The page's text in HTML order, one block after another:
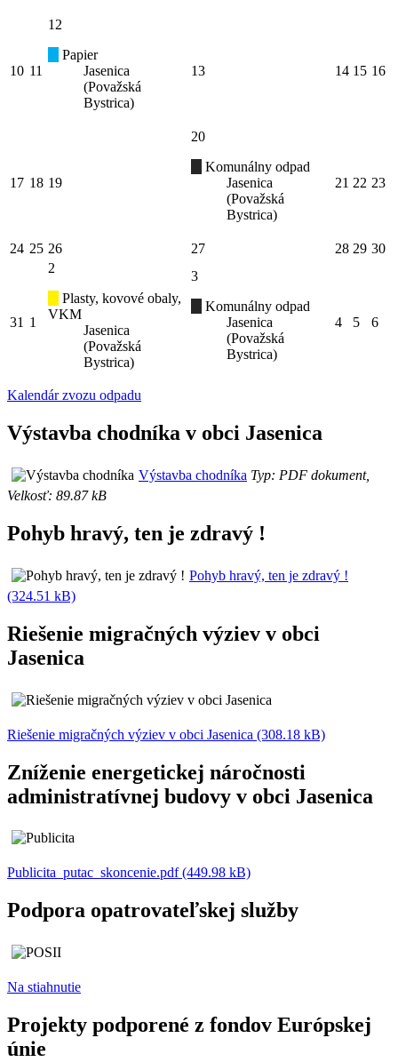
10 11
12
Papier
Jasenica
(Považská
Bystrica)
13 14 15 16
17 18 19
20
Komunálny odpad
Jasenica
(Považská
Bystrica)
21 22 23
24 25 26 27 28 29 30
31 1
2
Plasty, kovové obaly,
VKM
Jasenica
(Považská
Bystrica)
3
Komunálny odpad
Jasenica
(Považská
Bystrica)
4 5 6
Kalendár zvozu odpadu
Výstavba chodníka v obci Jasenica
Výstavba chodníka Typ: PDF dokument,
Velkosť: 89.87 kB
Pohyb hravý, ten je zdravý !
Pohyb hravý, ten je zdravý !
(324.51 kB)
Riešenie migračných výziev v obci
Jasenica
Riešenie migračných výziev v obci Jasenica (308.18 kB)
Zníženie energetickej náročnosti
administratívnej budovy v obci Jasenica
Publicita_putac_skoncenie.pdf (449.98 kB)
Podpora opatrovateľskej služby
Na stiahnutie
Projekty podporené z fondov Európskej
únie